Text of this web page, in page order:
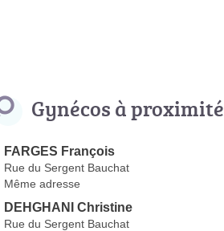
Gynécos à proximité
FARGES François
Rue du Sergent Bauchat
Même adresse
DEHGHANI Christine
Rue du Sergent Bauchat